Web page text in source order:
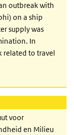
outbreak with
on a ship
supply was
In
related to travel
voor
en Milieu